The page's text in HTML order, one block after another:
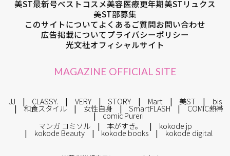
美ST最新号ベストコスメ美容医療更年期美STリュクス
美ST部募集
このサイトについてよくあるご質問お問い合わせ
広告掲載についてプライバシーポリシー
光文社オフィシャルサイト
MAGAZINE OFFICIAL SITE
JJ CLASSY. VERY STORY Mart 美ST bis
和食スタイル 女性自身 SmartFLASH COMIC熱帯
comic Pureri
マンガ コミソル
本がすき。 kokode.jp
kokode Beauty kokode books kokode digital